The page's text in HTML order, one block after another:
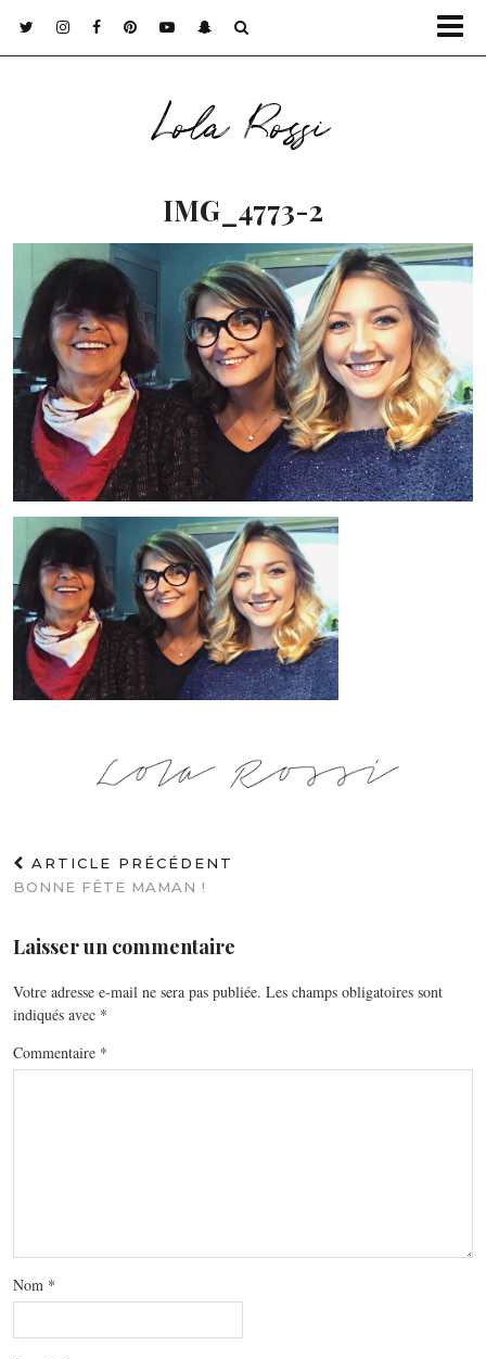
Lola Rossi
IMG_4773-2
ARTICLE PRÉCÉDENT
BONNE FÊTE MAMAN !
Laisser un commentaire
Votre adresse e-mail ne sera pas publiée. Les champs obligatoires sont
indiqués avec *
Commentaire *
Nom *